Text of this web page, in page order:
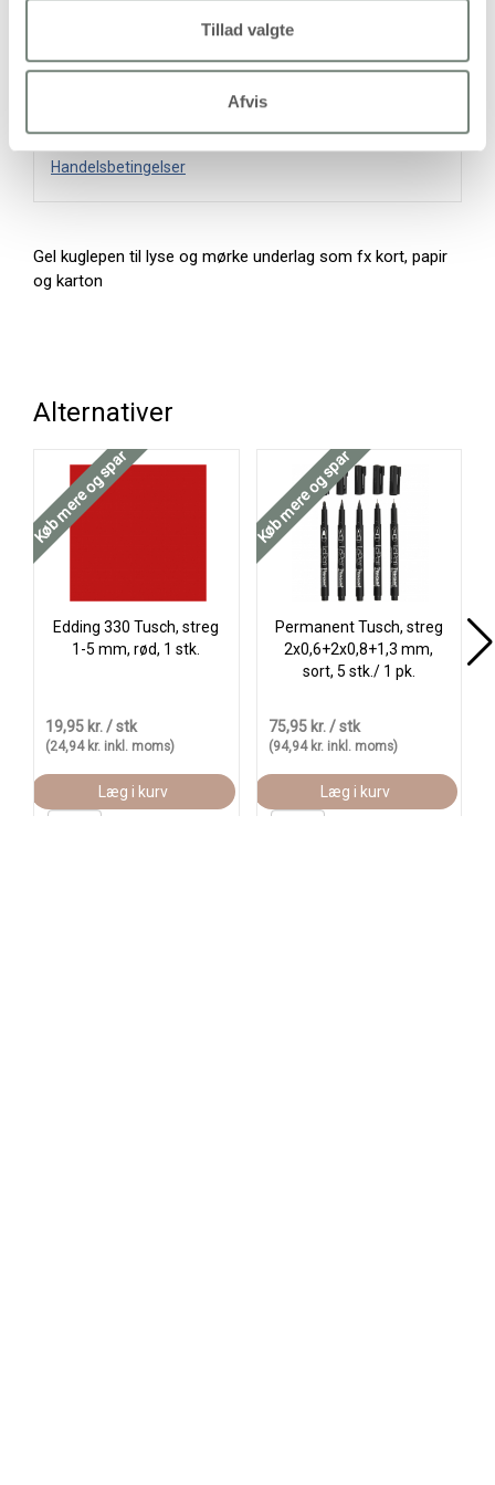
Tillad valgte
Afvis
Levering: 1-3 hverdage
Handelsbetingelser
Gel kuglepen til lyse og mørke underlag som fx kort, papir
og karton
Alternativer
Køb mere og spar
Edding 330 Tusch, streg
1-5 mm, rød, 1 stk.
19,95 kr./ stk
(24,94 kr. inkl. moms)
Læg i kurv
Køb mere og spar
Permanent Tusch, streg
2x0,6+2x0,8+1,3 mm,
sort, 5 stk./ 1 pk.
75,95 kr./ stk
(94,94 kr. inkl. moms)
Læg i kurv